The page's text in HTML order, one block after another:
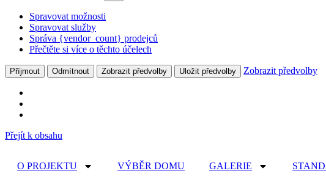
Spravovat možnosti
Spravovat služby
Správa {vendor_count} prodejců
Přečtěte si více o těchto účelech
Příjmout Odmítnout Zobrazit předvolby Uložit předvolby Zobrazit předvolby
Přejít k obsahu
O PROJEKTU VÝBĚR DOMU GALERIE